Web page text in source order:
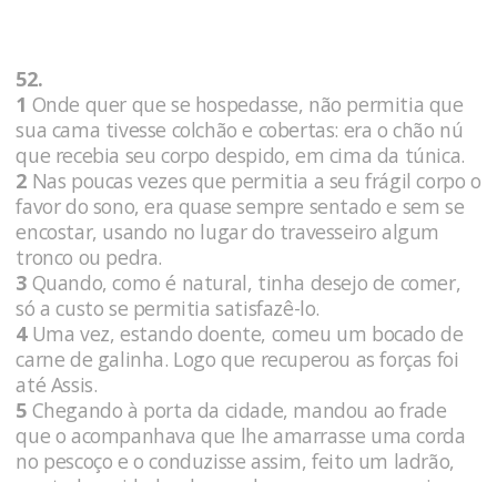
52.
1 Onde quer que se hospedasse, não permitia que
sua cama tivesse colchão e cobertas: era o chão nú
que recebia seu corpo despido, em cima da túnica.
2 Nas poucas vezes que permitia a seu frágil corpo o
favor do sono, era quase sempre sentado e sem se
encostar, usando no lugar do travesseiro algum
tronco ou pedra.
3 Quando, como é natural, tinha desejo de comer,
só a custo se permitia satisfazê-lo.
4Uma vez, estando doente, comeu um bocado de
carne de galinha. Logo que recuperou as forças foi
até Assis.
5 Chegando à porta da cidade, mandou ao frade
que o acompanhava que lhe amarrasse uma corda
no pescoço e o conduzisse assim, feito um ladrão,